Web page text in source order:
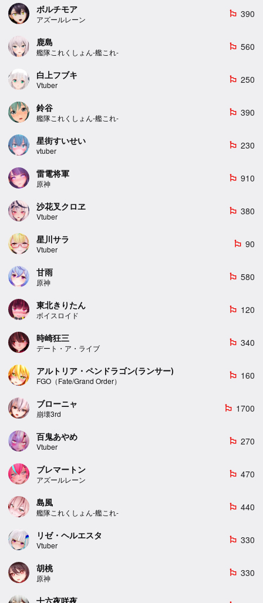
ボルチモア
アズールレーン
emoji_flags 390
鹿島
艦隊これくしょん-艦これ-
emoji_flags 560
白上フブキ
Vtuber
emoji_flags 250
鈴谷
艦隊これくしょん-艦これ-
emoji_flags 390
星街すいせい
vtuber
emoji_flags 230
雷電将軍
原神
emoji_flags 910
沙花叉クロヱ
Vtuber
emoji_flags 380
星川サラ
Vtuber
emoji_flags 90
甘雨
原神
emoji_flags 580
東北きりたん
ボイスロイド
emoji_flags 120
時崎狂三
デート・ア・ライブ
emoji_flags 340
アルトリア・ペンドラゴン(ランサー)
FGO（Fate/Grand Order）
emoji_flags 160
ブローニャ
崩壊3rd
emoji_flags 1700
百鬼あやめ
Vtuber
emoji_flags 270
ブレマートン
アズールレーン
emoji_flags 470
島風
艦隊これくしょん-艦これ-
emoji_flags 440
リゼ・ヘルエスタ
Vtuber
emoji_flags 330
胡桃
原神
emoji_flags 330
十六夜咲夜